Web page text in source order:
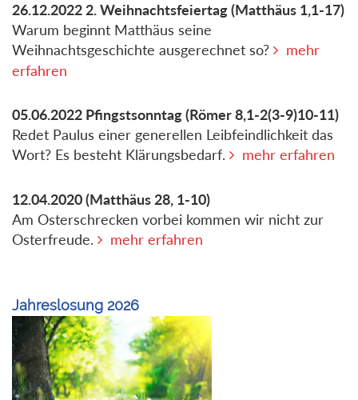
26.12.2022 2. Weihnachtsfeiertag(Matthäus 1,1-17)
Warum beginnt Matthäus seine
Weihnachtsgeschichte ausgerechnet so?
mehr
erfahren
05.06.2022 Pfingstsonntag(Römer 8,1-2(3-9)10-11)
Redet Paulus einer generellen Leibfeindlichkeit das
Wort? Es besteht Klärungsbedarf.
mehr erfahren
12.04.2020(Matthäus 28, 1-10)
Am Osterschrecken vorbei kommen wir nicht zur
Osterfreude.
mehr erfahren
Jahreslosung 2026